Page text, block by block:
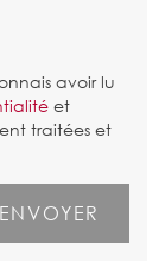
avoir lu
et
traitées et